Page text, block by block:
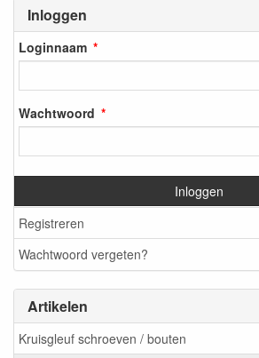
Inloggen
Loginnaam
Wachtwoord
Inloggen
Registreren
Wachtwoord vergeten?
Artikelen
Kruisgleuf schroeven / bouten